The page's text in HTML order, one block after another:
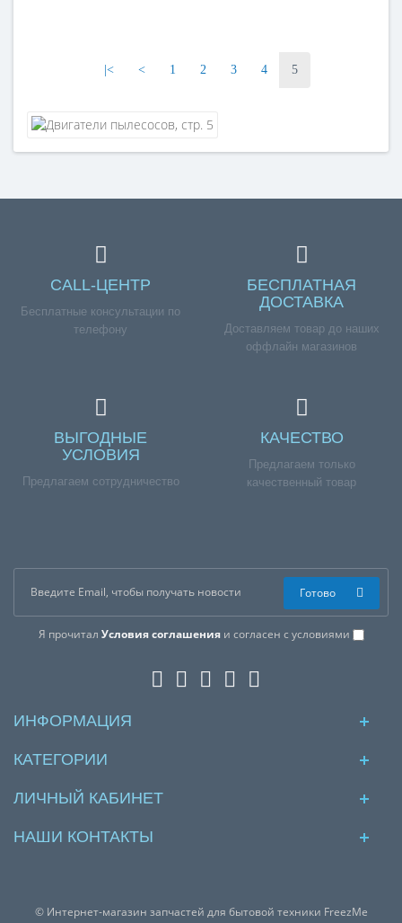
|< < 1 2 3 4 5
CALL-ЦЕНТР
Бесплатные консультации по
телефону
БЕСПЛАТНАЯ
ДОСТАВКА
Доставляем товар до наших
оффлайн магазинов
ВЫГОДНЫЕ
УСЛОВИЯ
Предлагаем сотрудничество
КАЧЕСТВО
Предлагаем только
качественный товар
Я прочитал Условия соглашенияи согласен с условиями
Готово
ИНФОРМАЦИЯ
КАТЕГОРИИ
ЛИЧНЫЙ КАБИНЕТ
НАШИ КОНТАКТЫ
© Интернет-магазин запчастей для бытовой техники FreezMe